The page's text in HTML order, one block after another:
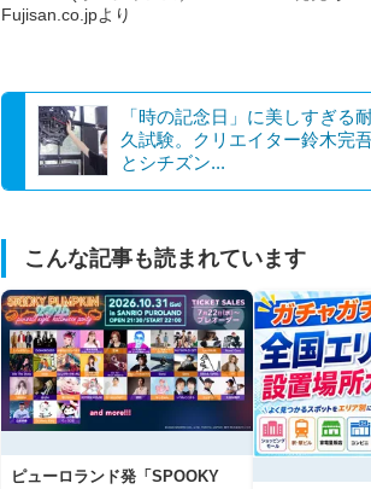
Fujisan.co.jpより
「時の記念日」に美しすぎる
久試験。クリエイター鈴木完
とシチズン...
こんな記事も読まれています
ピューロランド発「SPOOKY